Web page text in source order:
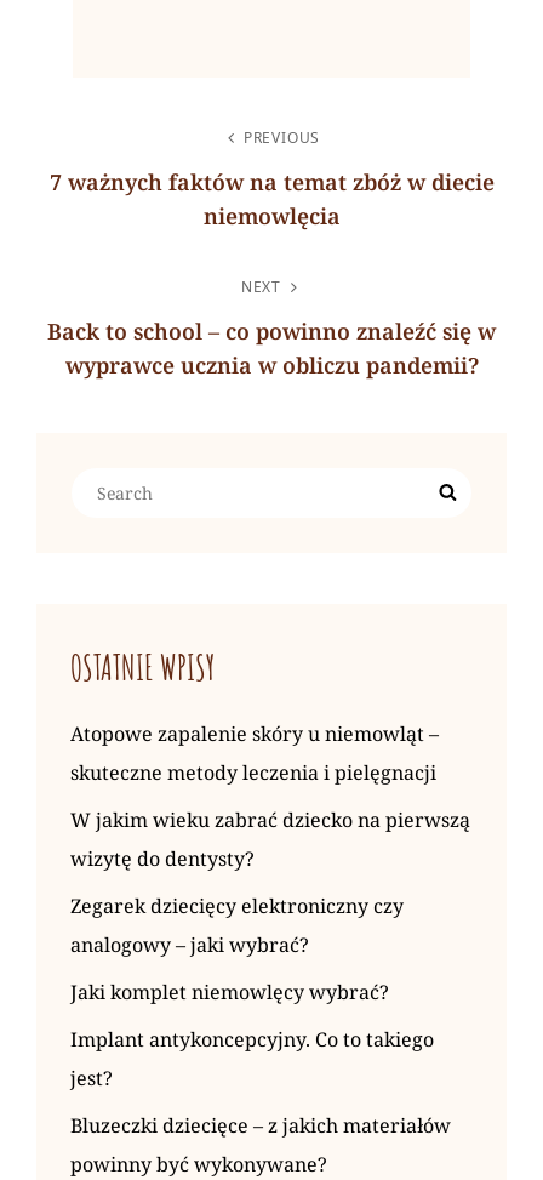
WPISU
PREVIOUS
7 ważnych faktów na temat zbóż w diecie
niemowlęcia
NEXT
Back to school – co powinno znaleźć się w
wyprawce ucznia w obliczu pandemii?
OSTATNIE WPISY
Atopowe zapalenie skóry u niemowląt –
skuteczne metody leczenia i pielęgnacji
W jakim wieku zabrać dziecko na pierwszą
wizytę do dentysty?
Zegarek dziecięcy elektroniczny czy
analogowy – jaki wybrać?
Jaki komplet niemowlęcy wybrać?
Implant antykoncepcyjny. Co to takiego
jest?
Bluzeczki dziecięce – z jakich materiałów
powinny być wykonywane?